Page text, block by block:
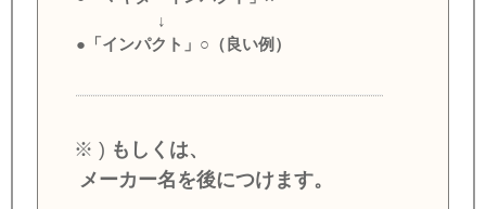
↓
●「インパクト」○（良い例）
※ ) もしくは、
メーカー名を後につけます。